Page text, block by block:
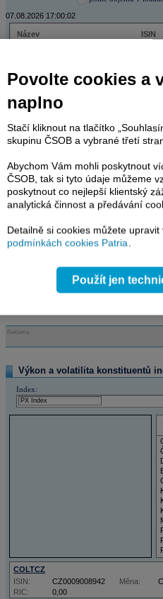
07.08.2026 17:00:02
Název
ISIN
ERSTE BANK
TMR
AD index - vývoj
Region
Reklama
Výkon a volatilita konstituentů
Index:
COLTCZ
RIC: 0,00
ISIN: CZ0009008942 Měna:
Povolte cookies a
naplno
Stačí kliknout na tlačítko
skupinu ČSOB a vybrané třetí
Abychom Vám mohli poskytnout
ČSOB, tak si tyto údaje můžeme
poskytnout co nejlepší klientský
analytická činnost a předávání
Detailně si cookies můžete
podmínkách cookies Patria.
Použít jen